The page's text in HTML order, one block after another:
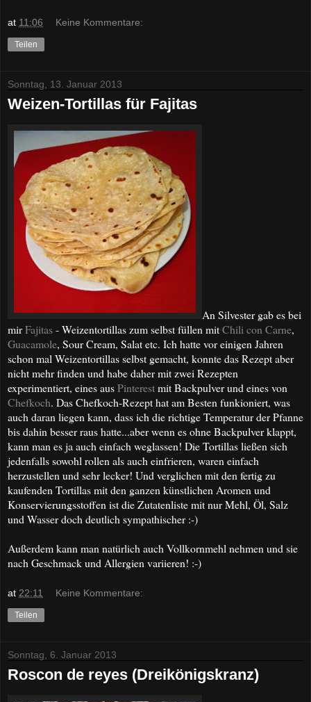
at 11:06 Keine Kommentare:
Teilen
Sonntag, 13. Januar 2013
Weizen-Tortillas für Fajitas
An Silvester gab es bei
mirFajitas- Weizentortillas zum selbst füllen mitChili con Carne,
Guacamole, Sour Cream, Salat etc. Ich hatte vor einigen Jahren
schon mal Weizentortillas selbst gemacht, konnte das Rezept aber
nicht mehr finden und habe daher mit zwei Rezepten
experimentiert, eines ausPinterestmit Backpulver und eines von
Chefkoch. Das Chefkoch-Rezept hat am Besten funkioniert, was
auch daran liegen kann, dass ich die richtige Temperatur der Pfanne
bis dahin besser raus hatte...aber wenn es ohne Backpulver klappt,
kann man es ja auch einfach weglassen! Die Tortillas ließen sich
jedenfalls sowohl rollen als auch einfrieren, waren einfach
herzustellen und sehr lecker! Und verglichen mit den fertig zu
kaufenden Tortillas mit den ganzen künstlichen Aromen und
Konservierungsstoffen ist die Zutatenliste mit nur Mehl, Öl, Salz
und Wasser doch deutlich sympathischer :-)
Außerdem kann man natürlich auch Vollkornmehl nehmen und sie
nach Geschmack und Allergien variieren! :-)
at 22:11 Keine Kommentare:
Teilen
Sonntag, 6. Januar 2013
Roscon de reyes (Dreikönigskranz)